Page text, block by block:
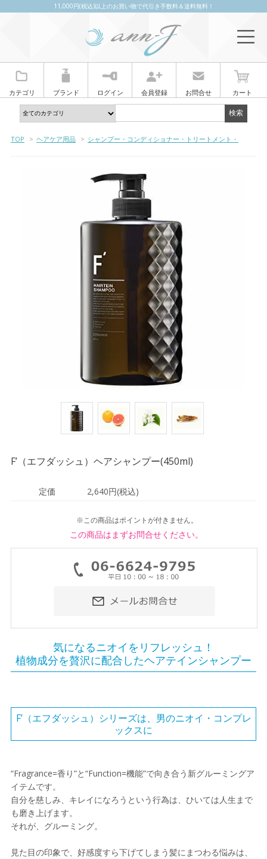
11,000円(税込)以上のお買い物で代引き手数料＆送料無料！
カテゴリ ブランド ログイン 会員登録 お問合せ カート
TOP > ヘアケア用品 > シャンプー・コンディショナー・トリートメント・
F’（エフダッシュ）ヘアシャンプー(450ml)
定価 2,640円(税込)
※この商品はポイントが付きません。
この商品はまずお問合せください。
気になるニオイをリフレッシュ！
植物成分を贅沢に配合したヘアテインシャンプー
F’（エフダッシュ）シリーズは、男のニオイ・コンプレ
ックスに
“Fragrance=香り”と“Function=機能”で向き合う新グルーミングア
イテムです。
自分を慈しみ、キレイになろうという行為は、ひいては人生まで
も磨き上げます。
それが、グルーミング。
見た目の印象で、好感度すら下げてしまう髪にまつわる悩みは、